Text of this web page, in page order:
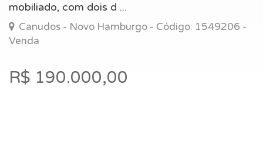
mobiliado, com dois d ...
Canudos - Novo Hamburgo - Código: 1549206 -
Venda
R$ 190.000,00